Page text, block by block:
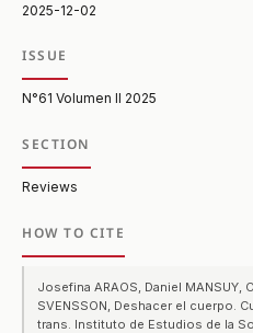
2025-12-02
ISSUE
N°61 Volumen II 2025
SECTION
Reviews
HOW TO CITE
Josefina ARAOS, Daniel MANSUY,
SVENSSON, Deshacer el cuerpo.
trans. Instituto de Estudios de la